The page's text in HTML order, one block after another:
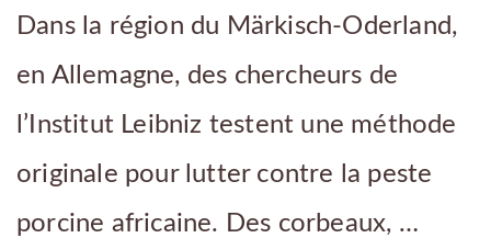
Dans la région du Märkisch-Oderland,
en Allemagne, des chercheurs de
l’Institut Leibniz testent une méthode
originale pour lutter contre la peste
porcine africaine. Des corbeaux, …